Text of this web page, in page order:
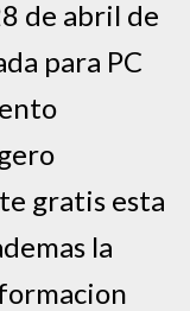
de abril de
para PC
gratis esta
la